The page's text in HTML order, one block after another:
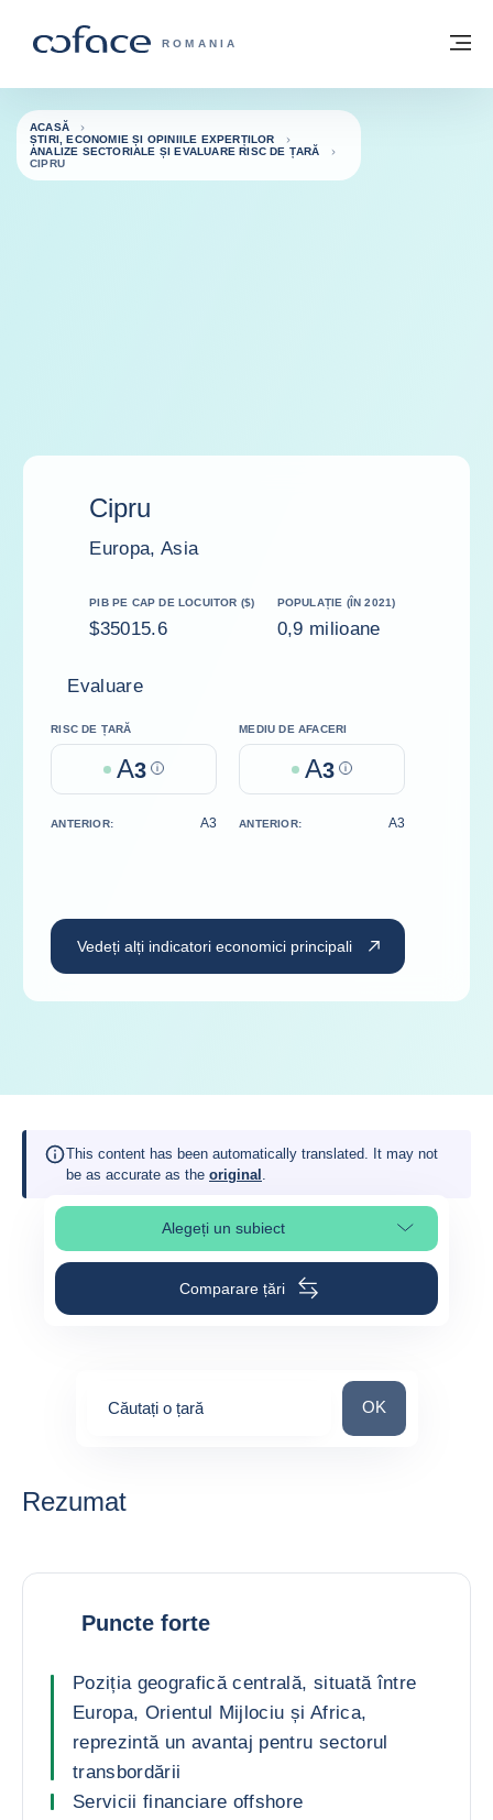
COFACE FOR TRADE - WEBSITE GRUP
ROMANIA
Înapoi la pagina de start
ACASĂ
ȘTIRI, ECONOMIE ȘI OPINIILE EXPERȚILOR
ANALIZE SECTORIALE ȘI EVALUARE RISC DE ȚARĂ
CIPRU
Cipru
Europa, Asia
PIB PE CAP DE LOCUITOR ($)
$35015.6
POPULAȚIE (ÎN 2021)
0,9 milioane
Evaluare
RISC DE ȚARĂ
A3 Help
MEDIU DE AFACERI
A3 Help
ANTERIOR: A3 ANTERIOR: A3
Vedeți alți indicatori economici principali
This content has been automatically translated. It may not
be as accurate as the original .
Alegeți un subiectSelect page section
Comparare țări
Căutați o țară Căutați o țară
OK
Rezumat
Puncte forte
Poziția geografică centrală, situată între
Europa, Orientul Mijlociu și Africa,
reprezintă un avantaj pentru sectorul
transbordării
Servicii financiare offshore